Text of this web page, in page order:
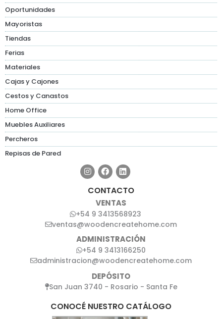
Oportunidades
Mayoristas
Tiendas
Ferias
Materiales
Cajas y Cajones
Cestos y Canastos
Home Office
Muebles Auxiliares
Percheros
Repisas de Pared
CONTACTO
VENTAS
+54 9 3413568923
ventas@woodencreatehome.com
ADMINISTRACIÓN
+54 9 3413166250
administracion@woodencreatehome.com
DEPÓSITO
San Juan 3740 - Rosario - Santa Fe
CONOCÉ NUESTRO CATÁLOGO